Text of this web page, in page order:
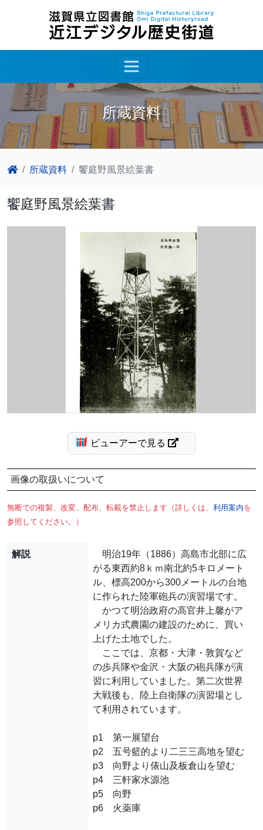
所蔵資料
所蔵資料 饗庭野風景絵葉書
饗庭野風景絵葉書
ビューアーで見る
画像の取扱いについて
無断での複製、改変、配布、転載を禁止します（詳しくは、 利用案内を
参照してください。）
解説
明治19年（1886）高島市北部に広
がる東西約8ｋｍ南北約5キロメート
ル、標高200から300メートルの台地
に作られた陸軍砲兵の演習場です。
かつて明治政府の高官井上馨がア
メリカ式農園の建設のために、買い
上げた土地でした。
ここでは、京都・大津・敦賀など
の歩兵隊や金沢・大阪の砲兵隊が演
習に利用していました。第二次世界
大戦後も、陸上自衛隊の演習場とし
て利用されています。
p1 第一展望台
p2 五号籃的より二三三高地を望む
p3 向野より俵山及板倉山を望む
p4 三軒家水源池
p5 向野
p6 火薬庫